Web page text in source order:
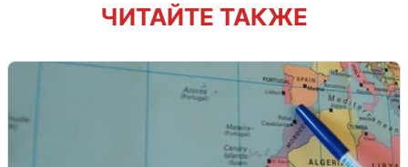
ЧИТАЙТЕ ТАКЖЕ